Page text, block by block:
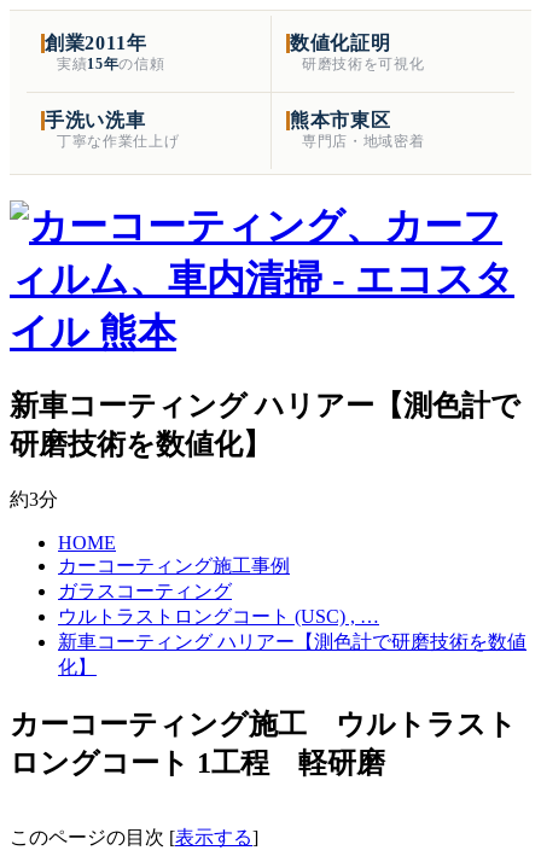
創業2011年
実績15年の信頼
数値化証明
研磨技術を可視化
手洗い洗車
丁寧な作業仕上げ
熊本市東区
専門店・地域密着
新車コーティング ハリアー【測色計で
研磨技術を数値化】
約3分
HOME
カーコーティング施工事例
ガラスコーティング
ウルトラストロングコート (USC) , …
新車コーティング ハリアー【測色計で研磨技術を数値
化】
カーコーティング施工 ウルトラスト
ロングコート 1工程 軽研磨
このページの目次 [表示する]